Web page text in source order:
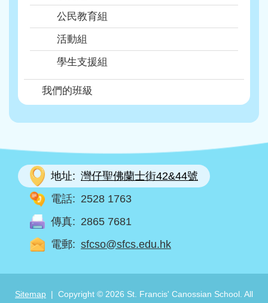
公民教育組
活動組
學生支援組
我們的班級
地址: 灣仔聖佛蘭士街42&44號
電話: 2528 1763
傳真: 2865 7681
電郵: sfcso@sfcs.edu.hk
Sitemap | Copyright © 2026 St. Francis' Canossian School. All